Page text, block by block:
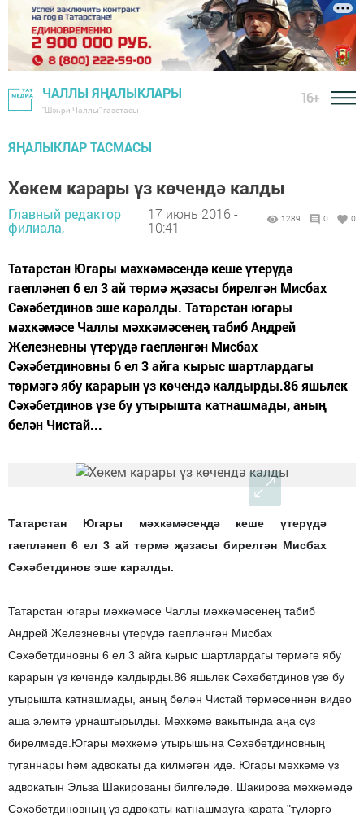
ЧАЛЛЫ ЯҢАЛЫКЛАРЫ
"Шәһри Чаллы" газетасы
16+
ЯҢАЛЫКЛАР ТАСМАСЫ
Хөкем карары үз көчендә калды
Главный редактор
филиала,
17 июнь 2016 -
10:41
1289 0 0
Татарстан Югары мәхкәмәсендә кеше үтерүдә
гаепләнеп 6 ел 3 ай төрмә җәзасы бирелгән Мисбах
Сәхәбетдинов эше каралды. Татарстан югары
мәхкәмәсе Чаллы мәхкәмәсенең табиб Андрей
Железневны үтерүдә гаепләнгән Мисбах
Сәхәбетдиновны 6 ел 3 айга кырыс шартлардагы
төрмәгә ябу карарын үз көчендә калдырды.86 яшьлек
Сәхәбетдинов үзе бу утырышта катнашмады, аның
белән Чистай...
Татарстан Югары мәхкәмәсендә кеше үтерүдә
гаепләнеп 6 ел 3 ай төрмә җәзасы бирелгән Мисбах
Сәхәбетдинов эше каралды.
Татарстан югары мәхкәмәсе Чаллы мәхкәмәсенең табиб
Андрей Железневны үтерүдә гаепләнгән Мисбах
Сәхәбетдиновны 6 ел 3 айга кырыс шартлардагы төрмәгә ябу
карарын үз көчендә калдырды.86 яшьлек Сәхәбетдинов үзе бу
утырышта катнашмады, аның белән Чистай төрмәсеннән видео
аша элемтә урнаштырылды. Мәхкәмә вакытында аңа сүз
бирелмәде.Югары мәхкәмә утырышына Сәхәбетдиновның
туганнары һәм адвокаты да килмәгән иде. Югары мәхкәмә үз
адвокатын Эльза Шакированы билгеләде. Шакирова мәхкәмәдә
Сәхәбетдиновның үз адвокаты катнашмауга карата "түләргә